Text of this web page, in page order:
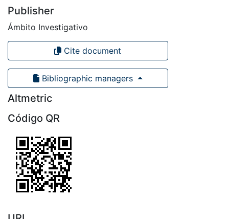
Publisher
Ámbito Investigativo
Cite document
Bibliographic managers
Altmetric
Código QR